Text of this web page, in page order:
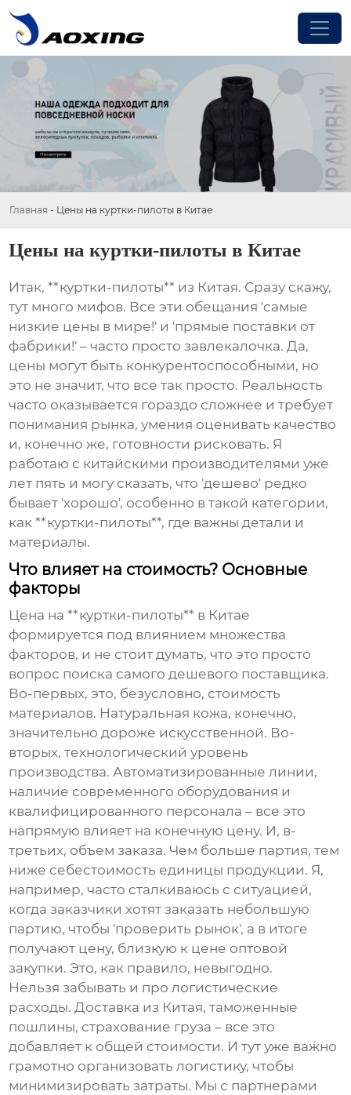
Главная - Цены на куртки-пилоты в Китае
Цены на куртки-пилоты в Китае
Итак, **куртки-пилоты** из Китая. Сразу скажу,
тут много мифов. Все эти обещания 'самые
низкие цены в мире!' и 'прямые поставки от
фабрики!' – часто просто завлекалочка. Да,
цены могут быть конкурентоспособными, но
это не значит, что все так просто. Реальность
часто оказывается гораздо сложнее и требует
понимания рынка, умения оценивать качество
и, конечно же, готовности рисковать. Я
работаю с китайскими производителями уже
лет пять и могу сказать, что 'дешево' редко
бывает 'хорошо', особенно в такой категории,
как **куртки-пилоты**, где важны детали и
материалы.
Что влияет на стоимость? Основные
факторы
Цена на **куртки-пилоты** в Китае
формируется под влиянием множества
факторов, и не стоит думать, что это просто
вопрос поиска самого дешевого поставщика.
Во-первых, это, безусловно, стоимость
материалов. Натуральная кожа, конечно,
значительно дороже искусственной. Во-
вторых, технологический уровень
производства. Автоматизированные линии,
наличие современного оборудования и
квалифицированного персонала – все это
напрямую влияет на конечную цену. И, в-
третьих, объем заказа. Чем больше партия, тем
ниже себестоимость единицы продукции. Я,
например, часто сталкиваюсь с ситуацией,
когда заказчики хотят заказать небольшую
партию, чтобы 'проверить рынок', а в итоге
получают цену, близкую к цене оптовой
закупки. Это, как правило, невыгодно.
Нельзя забывать и про логистические
расходы. Доставка из Китая, таможенные
пошлины, страхование груза – все это
добавляет к общей стоимости. И тут уже важно
грамотно организовать логистику, чтобы
минимизировать затраты. Мы с партнерами